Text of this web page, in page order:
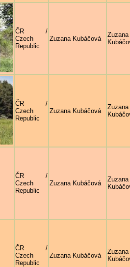
ČR /
Czech
Republic
Zuzana Kubáčová
Zuzana
ČR /
Czech
Republic
Zuzana Kubáčová
Zuzana
ČR /
Czech
Republic
Zuzana Kubáčová
Zuzana
ČR /
Czech
Republic
Zuzana Kubáčová
Zuzana